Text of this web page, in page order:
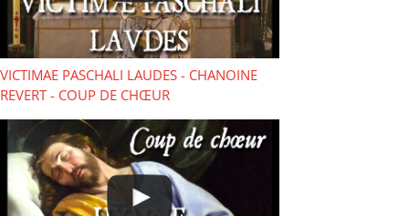
VICTIMAE PASCHALI LAUDES - CHANOINE
REVERT - COUP DE CHŒUR